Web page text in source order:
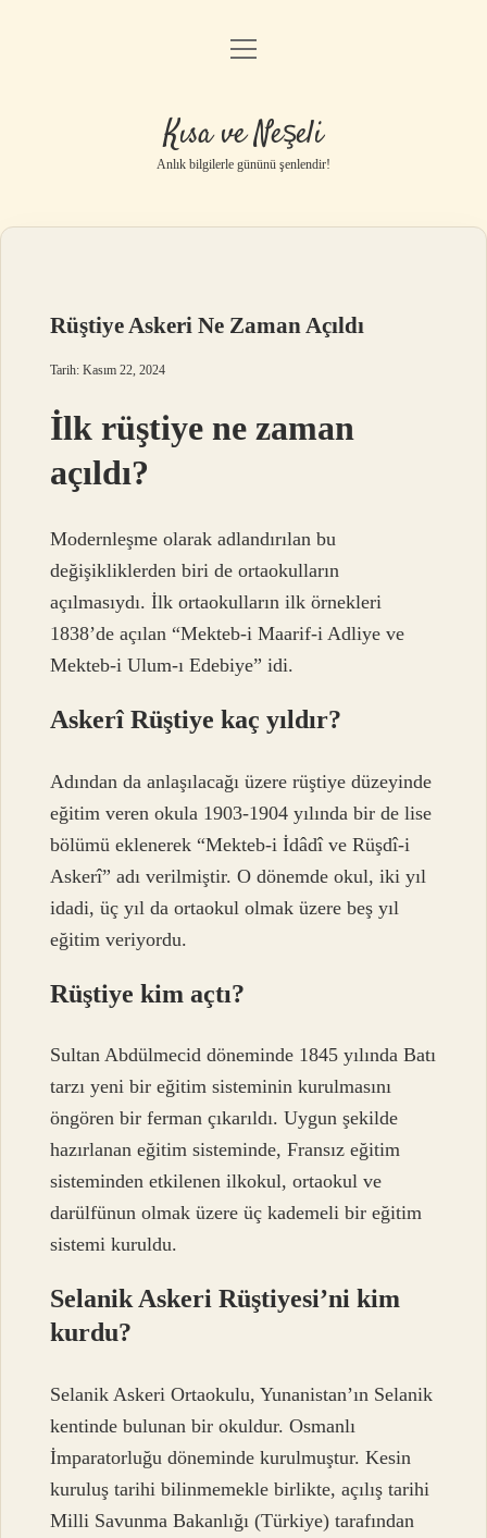
Anasayfa
Yasal Uyarı
menüyü
Kısa ve Neşeli
Anlık bilgilerle gününü şenlendir!
Rüştiye Askeri Ne Zaman Açıldı
Tarih: Kasım 22, 2024
İlk rüştiye ne zaman
açıldı?
Modernleşme olarak adlandırılan bu
değişikliklerden biri de ortaokulların
açılmasıydı. İlk ortaokulların ilk örnekleri
1838’de açılan “Mekteb-i Maarif-i Adliye ve
Mekteb-i Ulum-ı Edebiye” idi.
Askerî Rüştiye kaç yıldır?
Adından da anlaşılacağı üzere rüştiye düzeyinde
eğitim veren okula 1903-1904 yılında bir de lise
bölümü eklenerek “Mekteb-i İdâdî ve Rüşdî-i
Askerî” adı verilmiştir. O dönemde okul, iki yıl
idadi, üç yıl da ortaokul olmak üzere beş yıl
eğitim veriyordu.
Rüştiye kim açtı?
Sultan Abdülmecid döneminde 1845 yılında Batı
tarzı yeni bir eğitim sisteminin kurulmasını
öngören bir ferman çıkarıldı. Uygun şekilde
hazırlanan eğitim sisteminde, Fransız eğitim
sisteminden etkilenen ilkokul, ortaokul ve
darülfünun olmak üzere üç kademeli bir eğitim
sistemi kuruldu.
Selanik Askeri Rüştiyesi’ni kim
kurdu?
Selanik Askeri Ortaokulu, Yunanistan’ın Selanik
kentinde bulunan bir okuldur. Osmanlı
İmparatorluğu döneminde kurulmuştur. Kesin
kuruluş tarihi bilinmemekle birlikte, açılış tarihi
Milli Savunma Bakanlığı (Türkiye) tarafından